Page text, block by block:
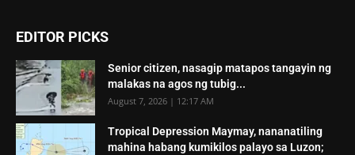
EDITOR PICKS
Senior citizen, nasagip matapos tangayin ng
malakas na agos ng tubig...
August 7, 2026 | 12:17 AM
Tropical Depression Maymay, nananatiling
mahina habang kumikilos palayo sa Luzon;